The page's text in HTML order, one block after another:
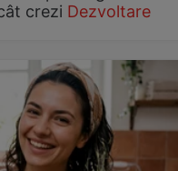
crezi Dezvoltare